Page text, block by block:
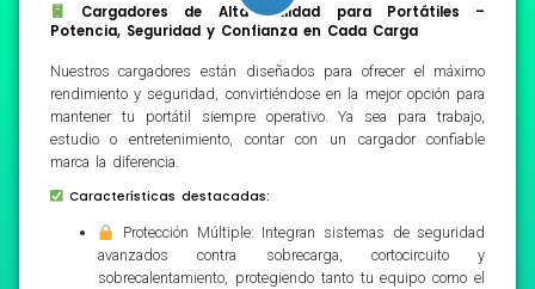
Cargadores de Alta Calidad para Portátiles –
Potencia, Seguridad y Confianza en Cada Carga
Nuestros cargadores están diseñados para ofrecer el máximo
rendimiento y seguridad, convirtiéndose en la mejor opción para
mantener tu portátil siempre operativo. Ya sea para trabajo,
estudio o entretenimiento, contar con un cargador confiable
marca la diferencia.
Características destacadas:
Protección Múltiple: Integran sistemas de seguridad
avanzados contra sobrecarga, cortocircuito y
sobrecalentamiento, protegiendo tanto tu equipo como el